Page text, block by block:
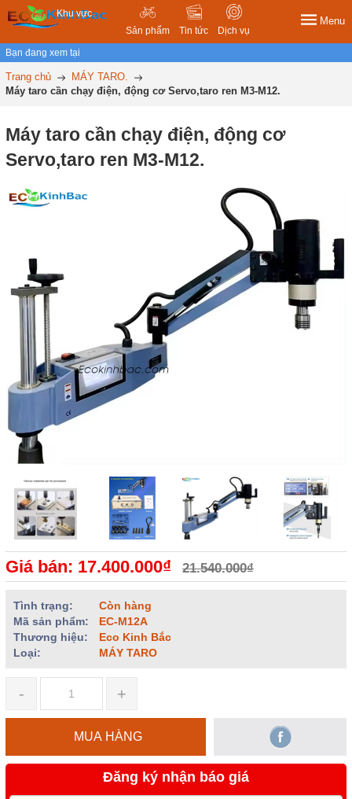
Khu vực
Sản phẩm
Tin tức Dịch vụ
Menu
Bạn đang xem tại
Trang chủ
MÁY TARO.
Máy taro cần chạy điện, động cơ Servo,taro ren M3-M12.
Máy taro cần chạy điện, động cơ
Servo,taro ren M3-M12.
Giá bán: 17.400.000₫ 21.540.000₫
Tình trạng:
Còn hàng
Mã sản phẩm:
EC-M12A
Thương hiệu:
Eco Kinh Bắc
Loại:
MÁY TARO
- +
MUA HÀNG
Đăng ký nhận báo giá